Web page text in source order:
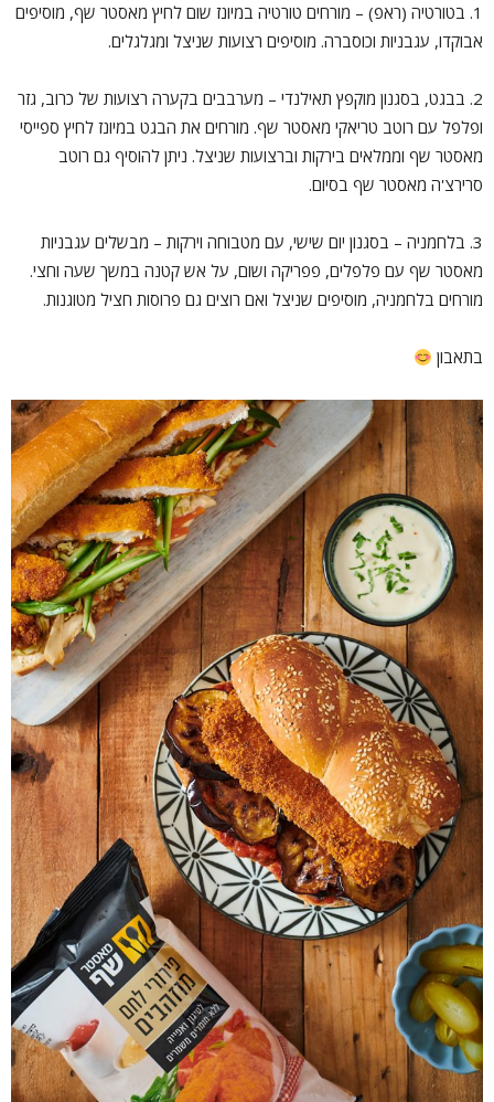
1. בטורטיה (ראפ) – מורחים טורטיה במיונז שום לחיץ מאסטר שף, מוסיפים
אבוקדו, עגבניות וכוסברה. מוסיפים רצועות שניצל ומגלגלים.
2. בבגט, בסגנון מוקפץ תאילנדי – מערבבים בקערה רצועות של כרוב, גזר
ופלפל עם רוטב טריאקי מאסטר שף. מורחים את הבגט במיונז לחיץ ספייסי
מאסטר שף וממלאים בירקות וברצועות שניצל. ניתן להוסיף גם רוטב
סרירצ'ה מאסטר שף בסיום.
3. בלחמניה – בסגנון יום שישי, עם מטבוחה וירקות – מבשלים עגבניות
מאסטר שף עם פלפלים, פפריקה ושום, על אש קטנה במשך שעה וחצי.
מורחים בלחמניה, מוסיפים שניצל ואם רוצים גם פרוסות חציל מטוגנות.
בתאבון